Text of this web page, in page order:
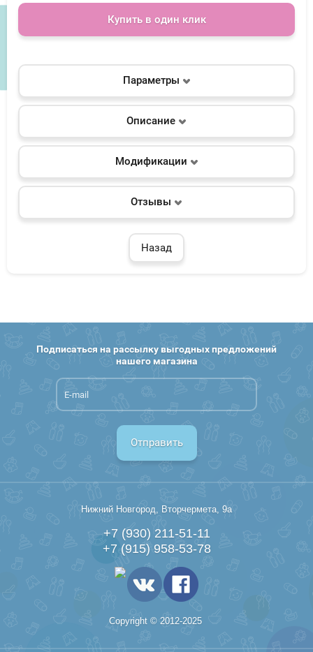
Купить в один клик
Параметры
Описание
Модификации
Отзывы
Назад
Подписаться на рассылку выгодных предложений
нашего магазина
Отправить
Нижний Новгород, Вторчермета, 9а
+7 (930) 211-51-11
+7 (915) 958-53-78
Copyright © 2012-2025